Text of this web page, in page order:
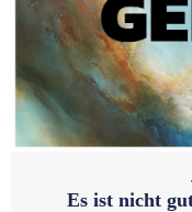
Es ist nicht